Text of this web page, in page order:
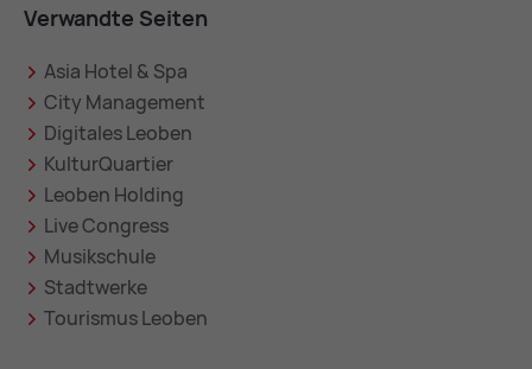
Verwandte Seiten
Asia Hotel & Spa
City Management
Digitales Leoben
KulturQuartier
Leoben Holding
Live Congress
Musikschule
Stadtwerke
Tourismus Leoben